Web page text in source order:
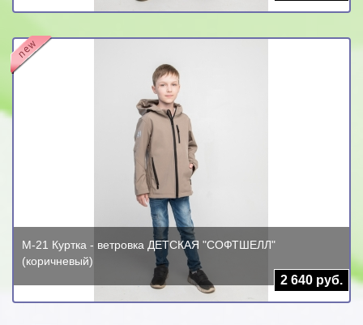
М-21 Куртка - ветровка ДЕТСКАЯ "СОФТШЕЛЛ"
(коричневый)
2 640 руб.